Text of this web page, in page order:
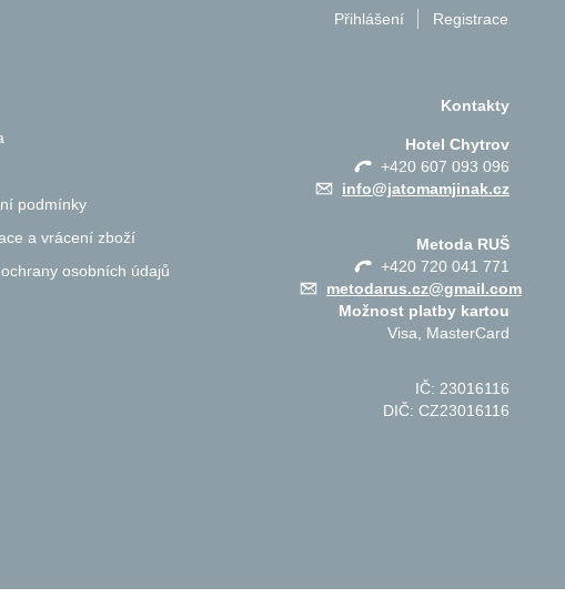
Přihlášení Registrace
podmínky
a vrácení zboží
osobních údajů
Kontakty
Hotel Chytrov
+420 607 093 096
info@jatomamjinak.cz
Metoda RUŠ
+420 720 041 771
metodarus.cz@gmail.com
Možnost platby kartou
Visa, MasterCard
IČ: 23016116
DIČ: CZ23016116